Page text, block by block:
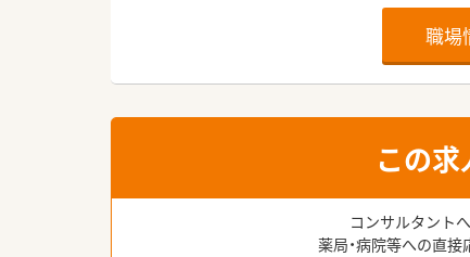
職場
この
コンサルタント
薬局・病院等への直接